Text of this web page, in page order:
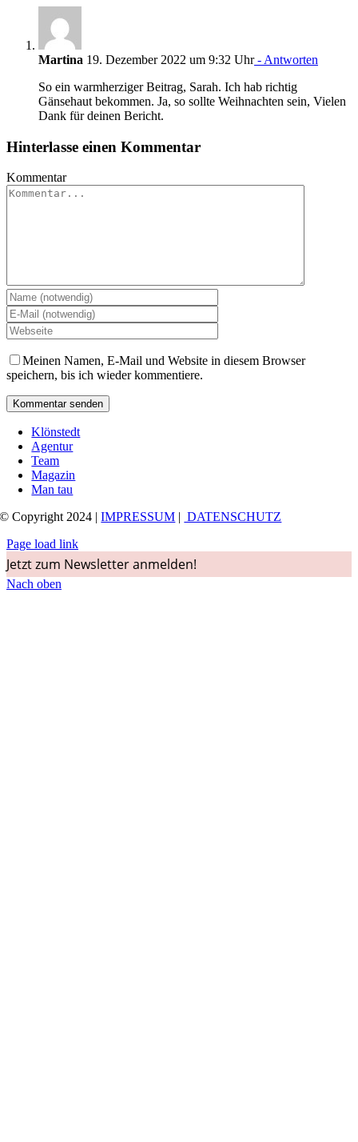
Martina 19. Dezember 2022 um 9:32 Uhr- Antworten
So ein warmherziger Beitrag, Sarah. Ich hab richtig
Gänsehaut bekommen. Ja, so sollte Weihnachten sein, Vielen
Dank für deinen Bericht.
Hinterlasse einen Kommentar
Kommentar
Meinen Namen, E-Mail und Website in diesem Browser
speichern, bis ich wieder kommentiere.
Klönstedt
Agentur
Team
Magazin
Man tau
© Copyright 2024 |IMPRESSUM | DATENSCHUTZ
Page load link
Jetzt zum Newsletter anmelden!
Nach oben